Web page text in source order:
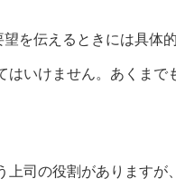
望を伝えるときには具
はいけません。あくま
上司の役割があります